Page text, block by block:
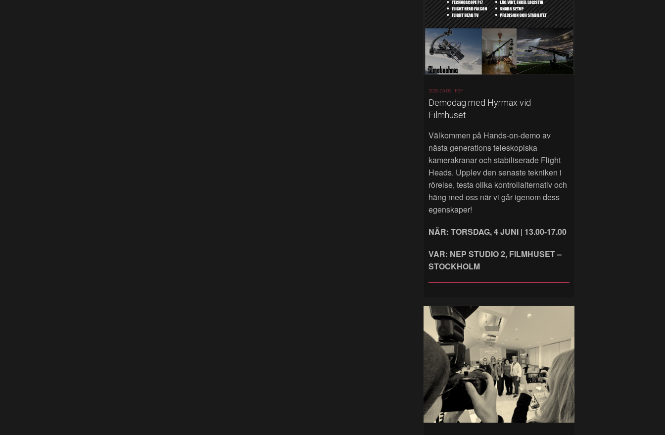
2026-05-06 | FSF
Demodag med Hyrmax vid
Filmhuset
Välkommen på Hands‑on‑demo av
nästa generations teleskopiska
kamerakranar och stabiliserade Flight
Heads. Upplev den senaste tekniken i
rörelse, testa olika kontrollalternativ och
häng med oss när vi går igenom dess
egenskaper!
NÄR: TORSDAG, 4 JUNI | 13.00-17.00
VAR: NEP STUDIO 2, FILMHUSET –
STOCKHOLM